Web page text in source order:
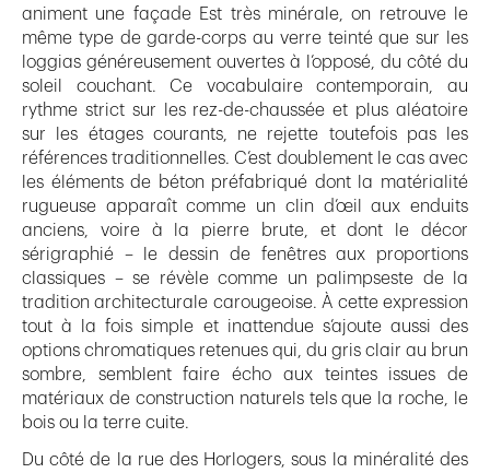
animent une façade Est très minérale, on retrouve le
même type de garde-corps au verre teinté que sur les
loggias généreusement ouvertes à l’opposé, du côté du
soleil couchant. Ce vocabulaire contemporain, au
rythme strict sur les rez-de-chaussée et plus aléatoire
sur les étages courants, ne rejette toutefois pas les
références traditionnelles. C’est doublement le cas avec
les éléments de béton préfabriqué dont la matérialité
rugueuse apparaît comme un clin d’œil aux enduits
anciens, voire à la pierre brute, et dont le décor
sérigraphié – le dessin de fenêtres aux proportions
classiques – se révèle comme un palimpseste de la
tradition architecturale carougeoise. À cette expression
tout à la fois simple et inattendue s’ajoute aussi des
options chromatiques retenues qui, du gris clair au brun
sombre, semblent faire écho aux teintes issues de
matériaux de construction naturels tels que la roche, le
bois ou la terre cuite.
Du côté de la rue des Horlogers, sous la minéralité des